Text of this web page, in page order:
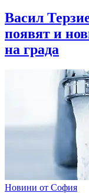
Васил
появят и
на града
Новини от София